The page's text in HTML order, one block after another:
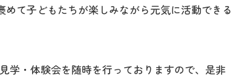
て子どもたちが楽しみながら元気に活動できる
学・体験会を随時を行っておりますので、是非